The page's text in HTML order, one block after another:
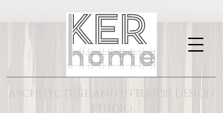
ARCHITECTURE AND INTERIOR DESIGN
STUDIO